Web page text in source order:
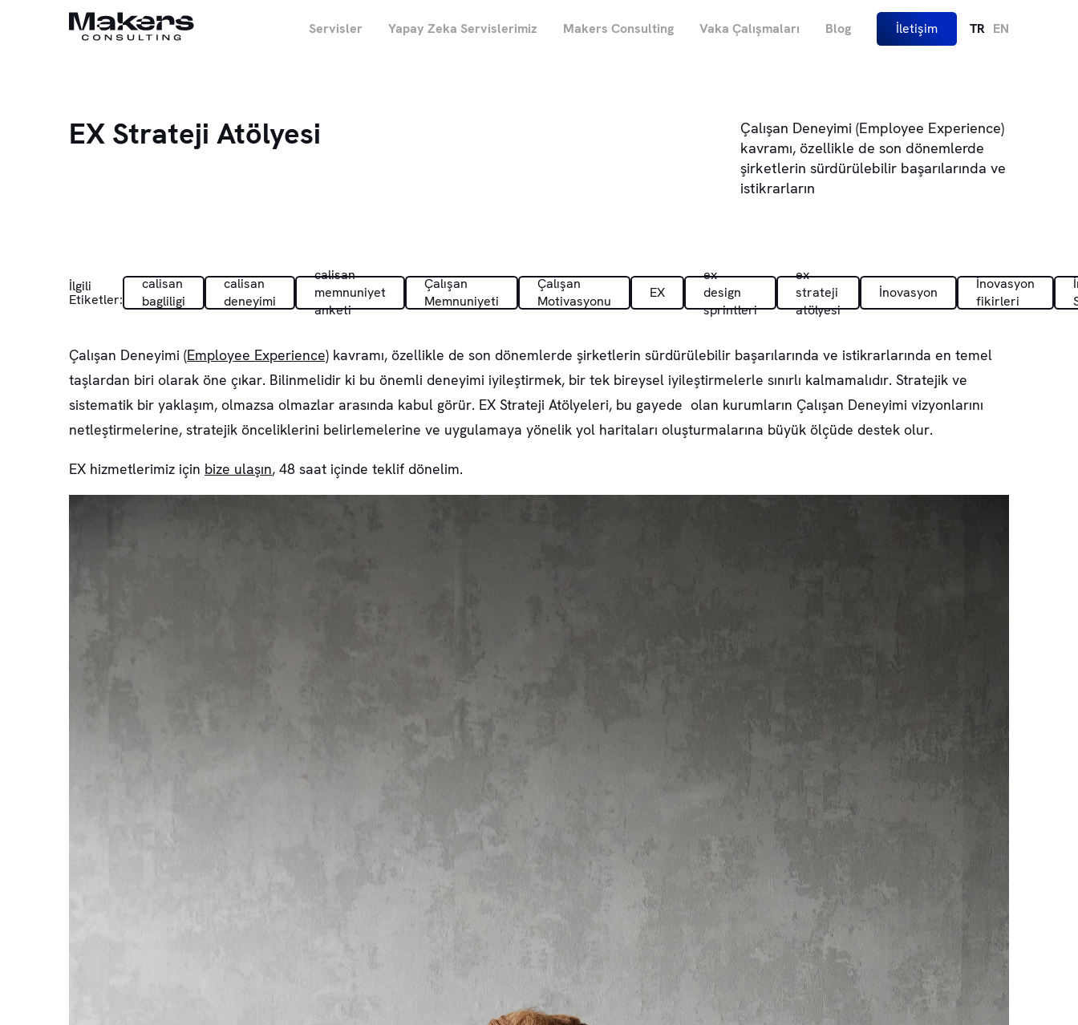
Servisler Yapay Zeka Servislerimiz Makers Consulting Vaka Çalışmaları Blog İletişim TR EN
EX Strateji Atölyesi
Çalışan Deneyimi (Employee Experience)
kavramı, özellikle de son dönemlerde
şirketlerin sürdürülebilir başarılarında ve
istikrarların
İlgili
Etiketler:
calisan
bagliligi
calisan
deneyimi
calisan
memnuniyet
anketi
Çalışan
Memnuniyeti
Çalışan
Motivasyonu
EX
ex
design
sprintleri
ex
strateji
atölyesi
İnovasyon
İnovasyon
fikirleri
Çalışan Deneyimi (Employee Experience) kavramı, özellikle de son dönemlerde şirketlerin sürdürülebilir başarılarında ve istikrarlarında en temel
taşlardan biri olarak öne çıkar. Bilinmelidir ki bu önemli deneyimi iyileştirmek, bir tek bireysel iyileştirmelerle sınırlı kalmamalıdır. Stratejik ve
sistematik bir yaklaşım, olmazsa olmazlar arasında kabul görür. EX Strateji Atölyeleri, bu gayede olan kurumların Çalışan Deneyimi vizyonlarını
netleştirmelerine, stratejik önceliklerini belirlemelerine ve uygulamaya yönelik yol haritaları oluşturmalarına büyük ölçüde destek olur.
EX hizmetlerimiz için bize ulaşın, 48 saat içinde teklif dönelim.